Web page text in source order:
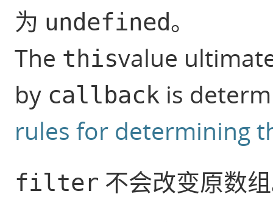
为 undefined。
The thisvalue
by callback is
rules for determining
filter 不会改变原数